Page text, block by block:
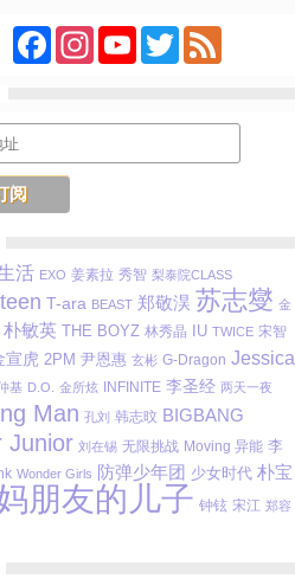
FacebookInstagramYouTubeTwitterFeed
活 EXO 姜素拉 秀智 梨泰院CLASS
T-ara BEAST 郑敬淏 苏志燮 金
朴敏英 THE BOYZ 林秀晶 IU TWICE 宋智
宣虎 2PM 尹恩惠 玄彬 G-Dragon Jessica
基 D.O. 金所炫 INFINITE 李圣经 两天一夜
Man 孔刘 韩志旼 BIGBANG
Junior 刘在锡 无限挑战 Moving 异能 李
Wonder Girls 防弹少年团 少女时代 朴宝
朋友的儿子 钟铉 宋江 郑容